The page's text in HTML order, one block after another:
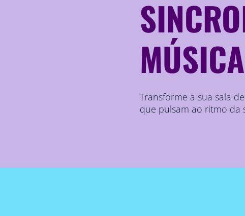
MÚSICA
Transforme a sua sala
que pulsam ao ritmo da